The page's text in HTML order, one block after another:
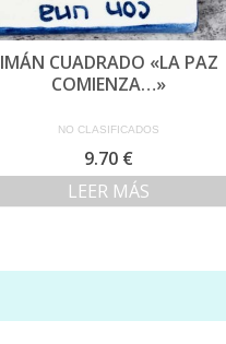
IMÁN CUADRADO «LA PAZ
COMIENZA…»
NO CLASIFICADOS
9.70 €
LEER MÁS